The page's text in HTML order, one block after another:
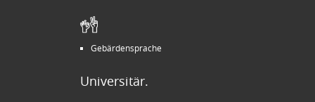
Gebärdensprache
Universitär.